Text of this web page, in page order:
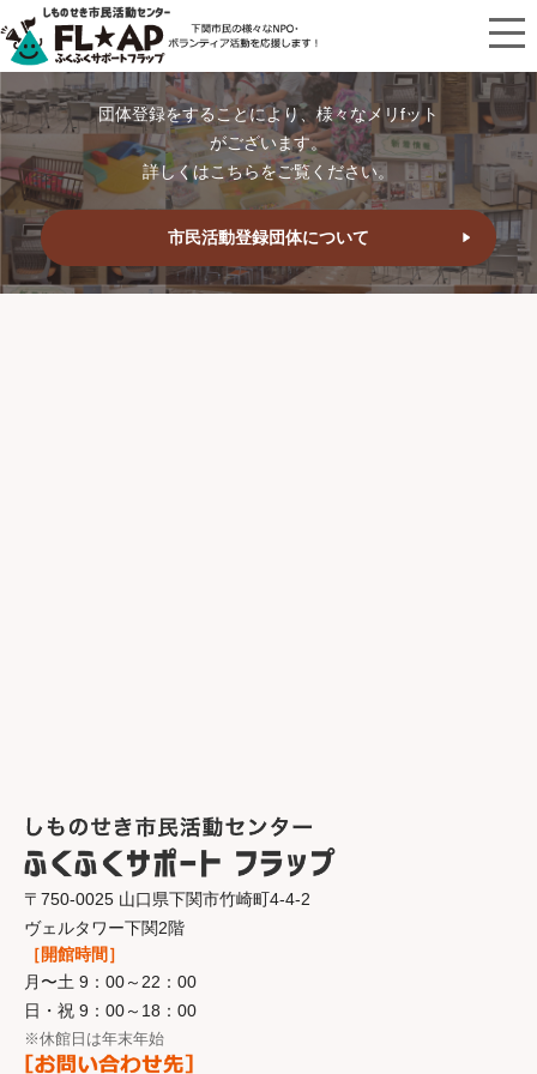
団体登録をすることにより、様々なメリfット
がございます。
詳しくはこちらをご覧ください。
市民活動登録団体について
〒750-0025 山口県下関市竹崎町4-4-2
ヴェルタワー下関2階
［開館時間］
月〜土 9：00～22：00
日・祝 9：00～18：00
※休館日は年末年始